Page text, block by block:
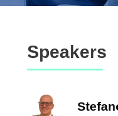
Speakers